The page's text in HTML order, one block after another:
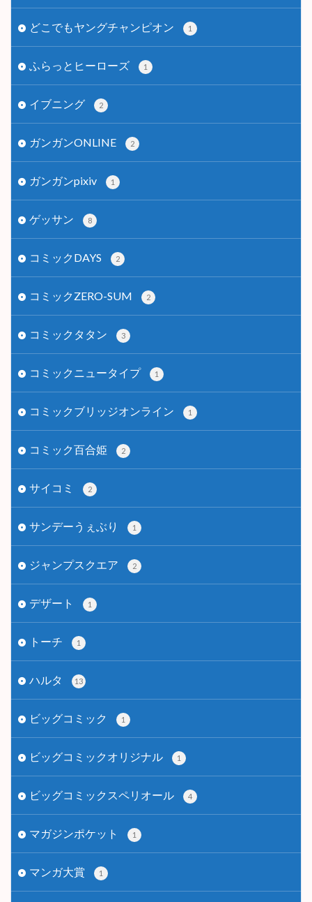
どこでもヤングチャンピオン 1
ふらっとヒーローズ 1
イブニング 2
ガンガンONLINE 2
ガンガンpixiv 1
ゲッサン 8
コミックDAYS 2
コミックZERO-SUM 2
コミックタタン 3
コミックニュータイプ 1
コミックブリッジオンライン 1
コミック百合姫 2
サイコミ 2
サンデーうぇぶり 1
ジャンプスクエア 2
デザート 1
トーチ 1
ハルタ 13
ビッグコミック 1
ビッグコミックオリジナル 1
ビッグコミックスペリオール 4
マガジンポケット 1
マンガ大賞 1